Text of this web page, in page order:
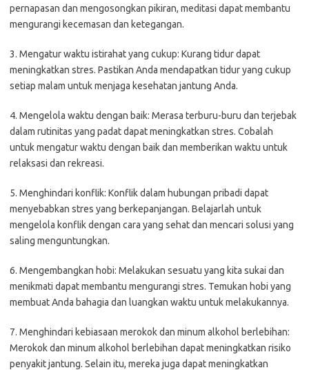
pernapasan dan mengosongkan pikiran, meditasi dapat membantu
mengurangi kecemasan dan ketegangan.
3. Mengatur waktu istirahat yang cukup: Kurang tidur dapat
meningkatkan stres. Pastikan Anda mendapatkan tidur yang cukup
setiap malam untuk menjaga kesehatan jantung Anda.
4. Mengelola waktu dengan baik: Merasa terburu-buru dan terjebak
dalam rutinitas yang padat dapat meningkatkan stres. Cobalah
untuk mengatur waktu dengan baik dan memberikan waktu untuk
relaksasi dan rekreasi.
5. Menghindari konflik: Konflik dalam hubungan pribadi dapat
menyebabkan stres yang berkepanjangan. Belajarlah untuk
mengelola konflik dengan cara yang sehat dan mencari solusi yang
saling menguntungkan.
6. Mengembangkan hobi: Melakukan sesuatu yang kita sukai dan
menikmati dapat membantu mengurangi stres. Temukan hobi yang
membuat Anda bahagia dan luangkan waktu untuk melakukannya.
7. Menghindari kebiasaan merokok dan minum alkohol berlebihan:
Merokok dan minum alkohol berlebihan dapat meningkatkan risiko
penyakit jantung. Selain itu, mereka juga dapat meningkatkan